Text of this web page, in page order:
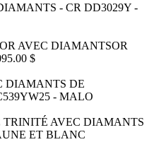
AVEC DIAMANTSOR
$
TRINITÉ AVEC DIAMANTS
ET BLANC